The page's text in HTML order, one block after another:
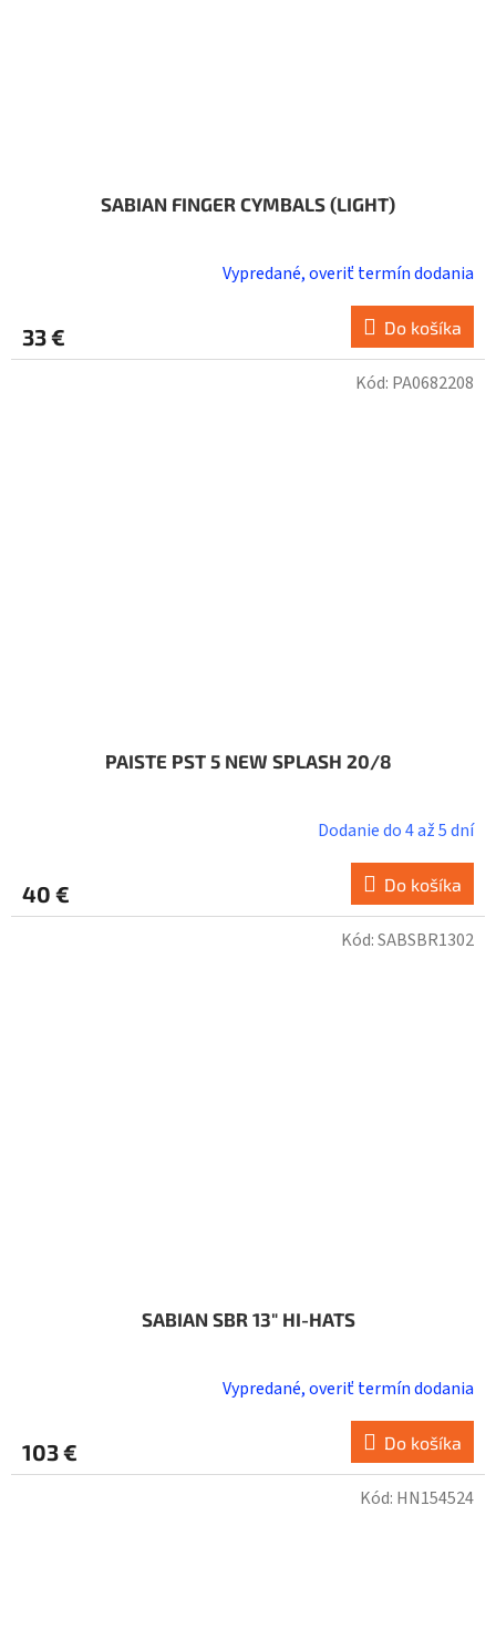
SABIAN FINGER CYMBALS (LIGHT)
Vypredané, overiť termín dodania
33 € Do košíka
PAISTE PST 5 NEW SPLASH 20/8
Dodanie do 4 až 5 dní
40 € Do košíka
Kód: PA0682208
SABIAN SBR 13" HI-HATS
Vypredané, overiť termín dodania
103 € Do košíka
Kód:SABSBR1302
Kód: HN154524